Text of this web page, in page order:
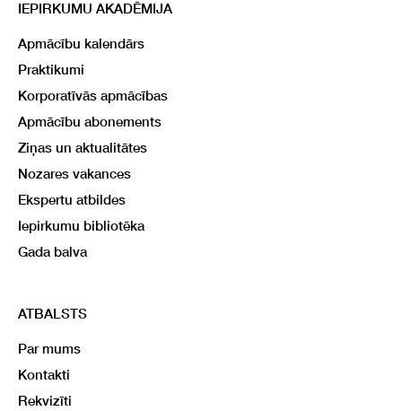
IEPIRKUMU AKADĒMIJA
Apmācību kalendārs
Praktikumi
Korporatīvās apmācības
Apmācību abonements
Ziņas un aktualitātes
Nozares vakances
Ekspertu atbildes
Iepirkumu bibliotēka
Gada balva
ATBALSTS
Par mums
Kontakti
Rekvizīti